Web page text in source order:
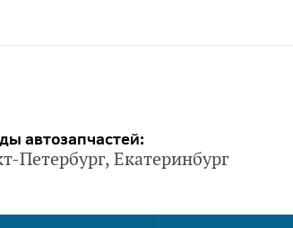
автозапчастей:
Петербург, Екатеринбург